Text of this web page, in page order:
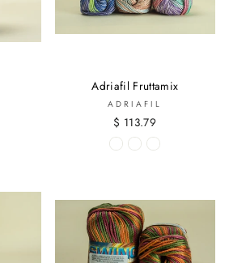
Adriafil Fruttamix
ADRIAFIL
$ 113.79